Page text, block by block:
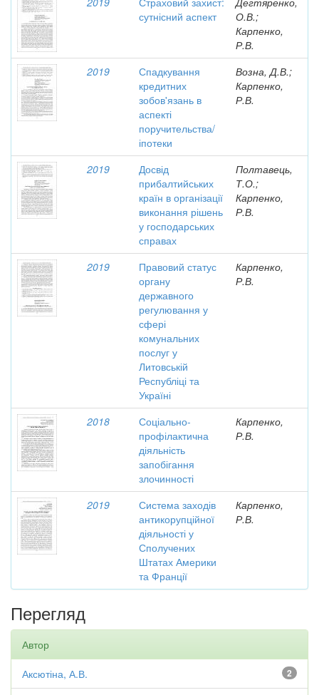
сутнісний аспект
О.В.;
Карпенко,
Р.В.
2019
Спадкування
кредитних
зобов'язань в
аспекті
поручительства/
іпотеки
Возна, Д.В.;
Карпенко,
Р.В.
2019
Досвід
прибалтийських
країн в організації
виконання рішень
у господарських
справах
Полтавець,
Т.О.;
Карпенко,
Р.В.
2019
Правовий статус
органу
державного
регулювання у
сфері
комунальних
послуг у
Литовській
Республіці та
Україні
Карпенко,
Р.В.
2018
Соціально-
профілактична
діяльність
запобігання
злочинності
Карпенко,
Р.В.
2019
Система заходів
антикорупційної
діяльності у
Сполучених
Штатах Америки
та Франції
Карпенко,
Р.В.
Перегляд
Автор
2
Аксютіна, А.В.